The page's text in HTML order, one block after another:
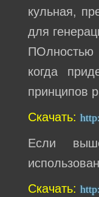
кульная,
для
ПОлностью
когда
принципов
Скачать:
Если
Скачать: